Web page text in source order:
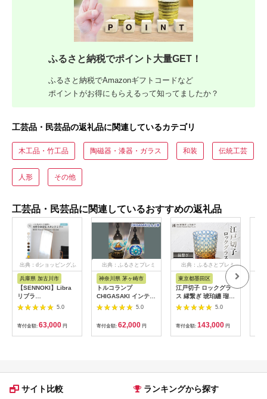
ふるさと納税でポイント大量GET！
ふるさと納税でAmazonギフトコードなど
ポイントがお得にもらえるって知ってましたか？
工芸品・民芸品の返礼品に関連しているカテゴリ
木工品・竹工品 陶磁器・漆器・ガラス 和装 伝統工芸
人形 その他
工芸品・民芸品に関連しているおすすめの返礼品
出典：dショッピングふ
るさと納税
兵庫県 加古川市
【SENNOKI】Libra
リブラ
W60×D2.5×H153cm
木枠全身インテリアス
タンドミラー(10色)
【2406M05008-13】
5.0
寄付金額: 63,000 円
出典：ふるさとプレミ
アム
神奈川県 茅ヶ崎市
トルコランプ
CHIGASAKI インテリ
ア テーブルランプ 明
かり おしゃれ 置物 烏
帽子岩デザイン さわ
やか 青 ブルー 店舗
お店 寝室 リビング 玄
5.0
寄付金額: 62,000 円
出典：ふるさとプレミ
アム
東京都墨田区
江戸切子 ロックグラ
ス 縁繋ぎ 琥珀纏 瑠璃
玻璃匠山田硝子 切子
グラス 工芸品 伝統工
芸 酒器 民芸品 クリス
タルガラス 【 墨田
区 】
5.0
寄付金額: 143,000 円
サイト比較 ランキングから探す